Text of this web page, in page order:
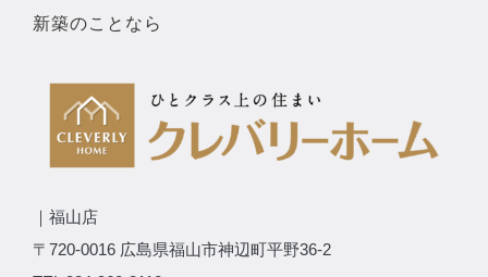
新築のことなら
｜福山店
〒720-0016 広島県福山市神辺町平野36-2